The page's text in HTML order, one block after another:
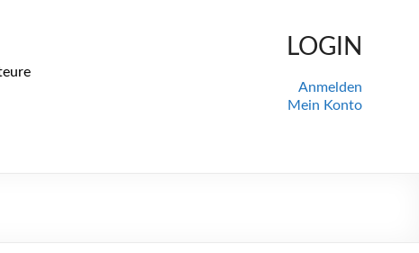
LOGIN
Anmelden
Mein Konto